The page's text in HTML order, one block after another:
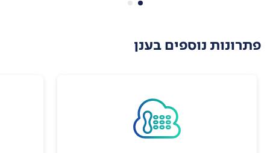
פתרונות נוספים בענן